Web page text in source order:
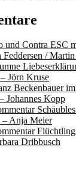
und Contra ESC
Feddersen /
Jörn Kruse
Beckenbauer
Johannes Kopp
– Anja Meier
Dribbusch